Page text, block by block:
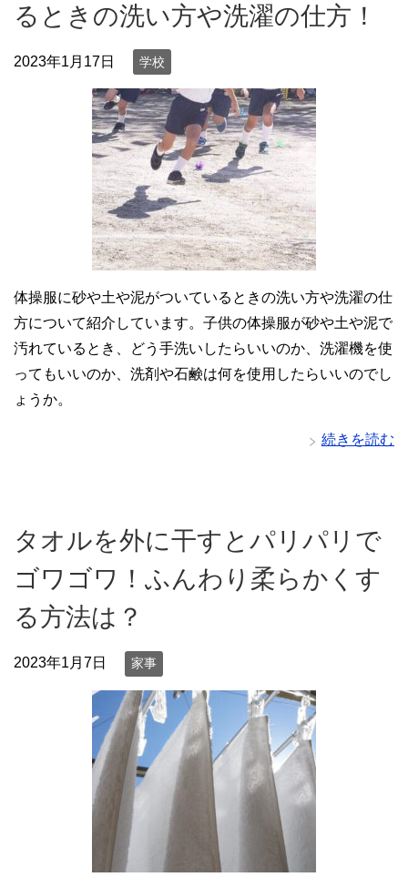
るときの洗い方や洗濯の仕方！
2023年1月17日 学校
体操服に砂や土や泥がついているときの洗い方や洗濯の仕
方について紹介しています。子供の体操服が砂や土や泥で
汚れているとき、どう手洗いしたらいいのか、洗濯機を使
ってもいいのか、洗剤や石鹸は何を使用したらいいのでし
ょうか。
続きを読む
タオルを外に干すとパリパリで
ゴワゴワ！ふんわり柔らかくす
る方法は？
2023年1月7日 家事